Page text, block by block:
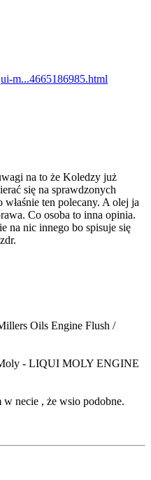
m...4665186985.html
na to że Koledzy już
się na sprawdzonych
właśnie ten polecany. A olej ja
Co osoba to inna opinia.
na nic innego bo spisuje się
Oils Engine Flush /
Moly - LIQUI MOLY ENGINE
w necie , że wsio podobne.